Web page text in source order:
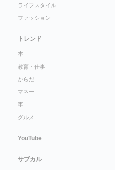
ライフスタイル
ファッション
トレンド
本
教育・仕事
からだ
マネー
車
グルメ
YouTube
サブカル